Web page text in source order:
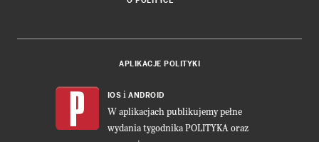
APLIKACJE POLITYKI
IOS i ANDROID
W aplikacjach publikujemy pełne
wydania tygodnika POLITYKA oraz